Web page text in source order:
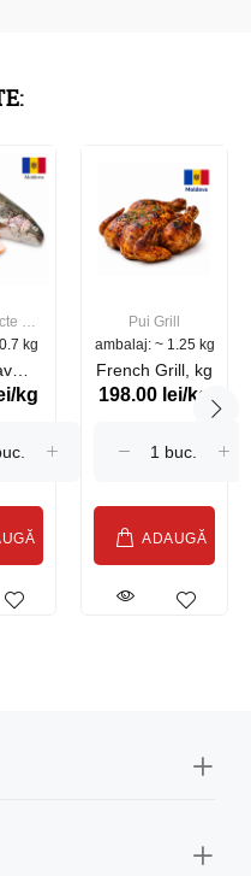
de
kg
kg
Pui Grill
ambalaj: ~ 1.25 kg
French Grill, kg
198.00 lei/kg
ADAUGĂ